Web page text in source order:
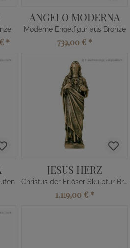
*
ANGELO MODERNA
Moderne Engelfigur aus Bronze
739,00 € *
JESUS HERZ
Christus der Erlöser Skulptur Bronze
1.119,00 € *